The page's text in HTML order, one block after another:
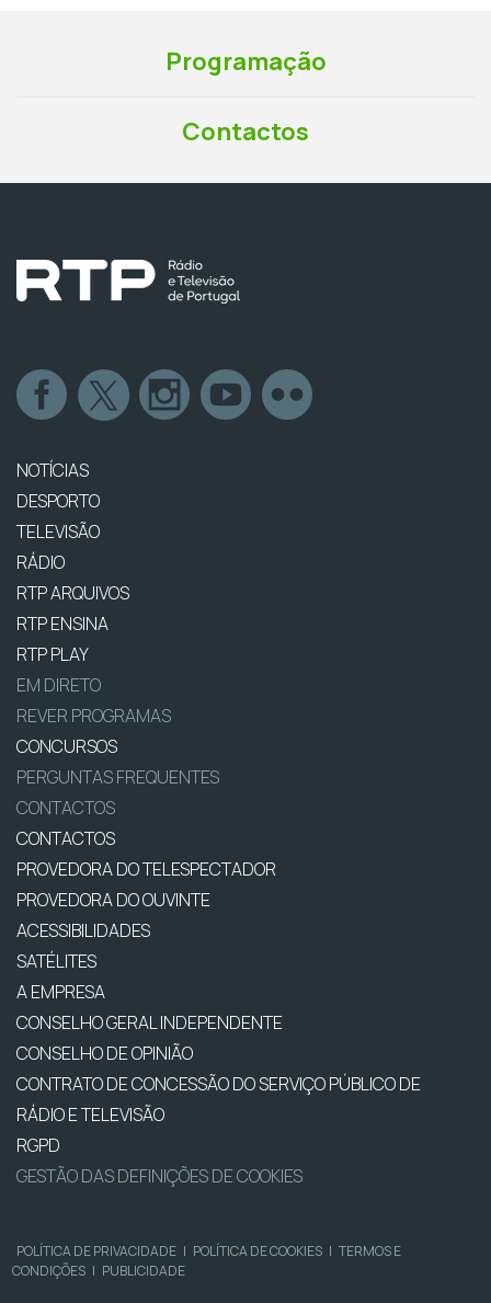
Programação
Contactos
NOTÍCIAS
DESPORTO
TELEVISÃO
RÁDIO
RTP ARQUIVOS
RTP ENSINA
RTP PLAY
EM DIRETO
REVER PROGRAMAS
CONCURSOS
PERGUNTAS FREQUENTES
CONTACTOS
CONTACTOS
PROVEDORA DO TELESPECTADOR
PROVEDORA DO OUVINTE
ACESSIBILIDADES
SATÉLITES
A EMPRESA
CONSELHO GERAL INDEPENDENTE
CONSELHO DE OPINIÃO
CONTRATO DE CONCESSÃO DO SERVIÇO PÚBLICO DE
RÁDIO E TELEVISÃO
RGPD
GESTÃO DAS DEFINIÇÕES DE COOKIES
POLÍTICA DE PRIVACIDADE | POLÍTICA DE COOKIES | TERMOS E
CONDIÇÕES | PUBLICIDADE